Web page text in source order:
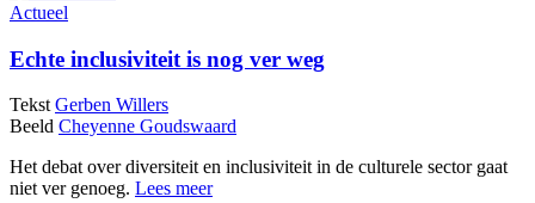
Actueel
Echte inclusiviteit is nog ver weg
Tekst Gerben Willers
Beeld Cheyenne Goudswaard
Het debat over diversiteit en inclusiviteit in de culturele sector gaat
niet ver genoeg. Lees meer